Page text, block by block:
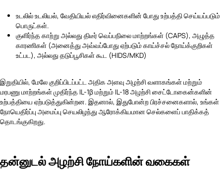
உடலில் உடலியல், வேதியியல் எதிர்வினைகளின் போது உற்பத்தி செய்யப்படும்
பொருட்கள்.
குளிர்ந்த காற்று அல்லது திடீர் வெப்பநிலை மாற்றங்கள் (CAPS), அழுத்த
காரணிகள் (அனைத்து அவ்வப்போது ஏற்படும் காய்ச்சல் நோய்க்குறிகள்
உட்பட), அல்லது தடுப்பூசிகள் கூட (HIDS/MKD)
இறுதியில், மேலே குறிப்பிடப்பட்ட அதிக அளவு அழற்சி வளாகங்கள் மற்றும்
மரபணு மாற்றங்கள் முதிர்ந்த IL-1β மற்றும் IL-18 அழற்சி சைட்டோகைன்களின்
உற்பத்தியை ஏற்படுத்துகின்றன. இதனால், இதுபோன்ற பிரச்சனைகளால், உங்கள்
நோயெதிர்ப்பு அமைப்பு செயலிழந்து ஆரோக்கியமான செல்களைப் பாதிக்கத்
தொடங்குகிறது.
தன்னுடல் அழற்சி நோய்களின் வகைகள்